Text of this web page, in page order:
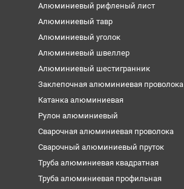
Алюминиевый рифленый лист
Алюминиевый тавр
Алюминиевый уголок
Алюминиевый швеллер
Алюминиевый шестигранник
Заклепочная алюминиевая проволока
Катанка алюминиевая
Рулон алюминиевый
Сварочная алюминиевая проволока
Сварочный алюминиевый пруток
Труба алюминиевая квадратная
Труба алюминиевая профильная